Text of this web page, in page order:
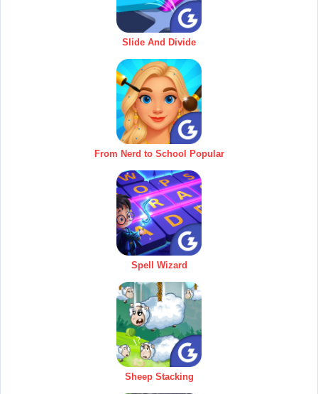
Slide And Divide
From Nerd to School Popular
Spell Wizard
Sheep Stacking